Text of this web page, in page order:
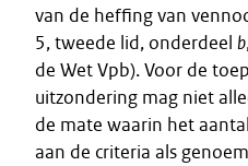
van de heffing van
5, tweede lid, onderdeel b
de Wet Vpb). Voor de
uitzondering mag niet
de mate waarin het
aan de criteria als